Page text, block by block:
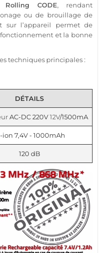
Rolling CODE, rendant
ou de brouillagede
sur l’appareil permet de
et la bonne
techniques principales :
DÉTAILS
AC-DC 220V12V/1500mA
ion 7,4V - 1000mAh
120 dB